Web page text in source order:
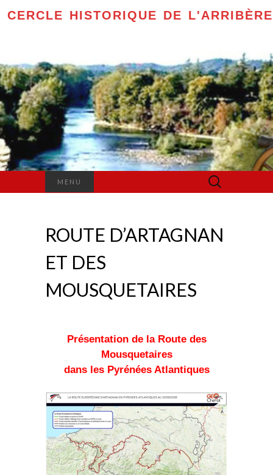
CERCLE HISTORIQUE DE L'ARRIBÈRE
MENU Rechercher :
ROUTE D’ARTAGNAN
ET DES
MOUSQUETAIRES
Présentation de la Route des
Mousquetaires
dans les Pyrénées Atlantiques